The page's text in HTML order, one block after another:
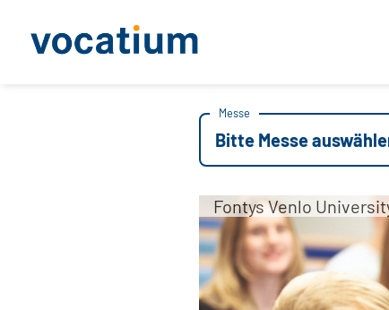
Messe
Bitte Messe
Fontys Venlo